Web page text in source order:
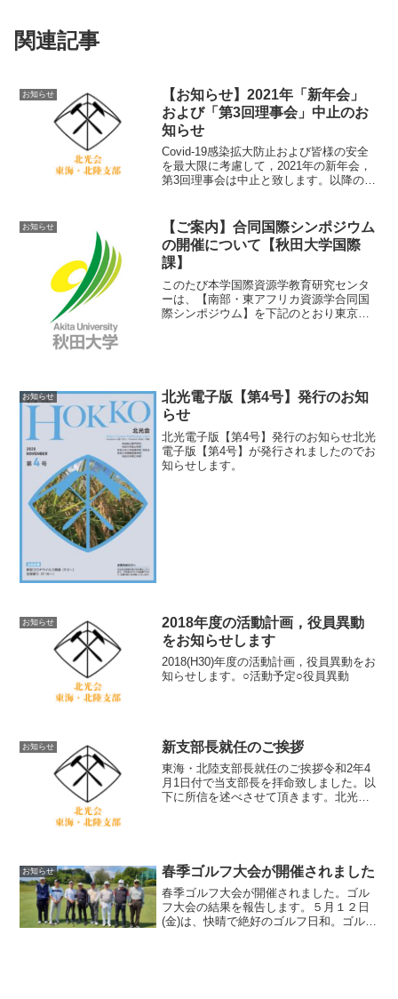
関連記事
お知らせ
【お知らせ】2021年「新年会」
および「第3回理事会」中止のお
知らせ
Covid-19感染拡大防止および皆様の安全
を最大限に考慮して，2021年の新年会，
第3回理事会は中止と致します。以降の活
せいたします。東海北陸支部長 近藤 充
(GS5...
お知らせ
【ご案内】合同国際シンポジウム
の開催について【秋田大学国際
課】
このたび本学国際資源学教育研究センタ
ーは、【南部・東アフリカ資源学合同国
際シンポジウム】を下記のとおり東京で
お知らせ
北光電子版【第4号】発行のお知
らせ
北光電子版【第4号】発行のお知らせ北光
電子版【第4号】が発行されましたのでお
知らせします。
お知らせ
2018年度の活動計画，役員異動
をお知らせします
2018(H30)年度の活動計画，役員異動をお
知らせします。○活動予定○役員異動
お知らせ 新支部長就任のご挨拶
東海・北陸支部長就任のご挨拶令和2年4
月1日付で当支部長を拝命致しました。以
下に所信を述べさせて頂きます。北光会
お知らせ 春季ゴルフ大会が開催されました
春季ゴルフ大会が開催されました。ゴル
フ大会の結果を報告します。５月１２日
(金)は、快晴で絶好のゴルフ日和。ゴルフ